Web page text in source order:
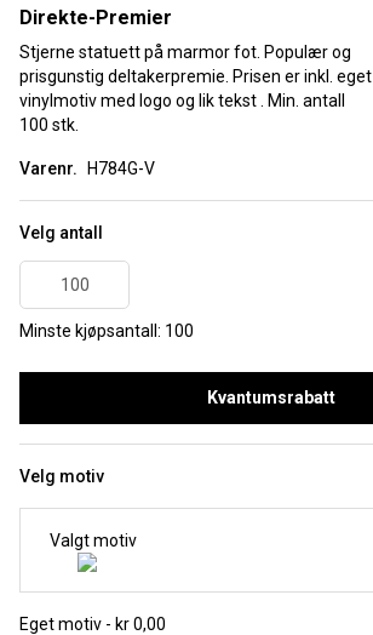
Direkte-Premier
Stjerne statuett på marmor fot. Populær og
prisgunstig deltakerpremie. Prisen er inkl. eget
vinylmotiv med logo og lik tekst . Min. antall
100 stk.
Varenr. H784G-V
Velg antall
Minste kjøpsantall: 100
Kvantumsrabatt
Velg motiv
Valgt motiv
Eget motiv - kr 0,00